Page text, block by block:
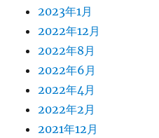
2023年1月
2022年12月
2022年8月
2022年6月
2022年4月
2022年2月
2021年12月